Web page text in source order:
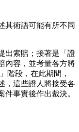
術語可能有所不同
出索賠；接著是「證
內容，並考量各方將
階段，在此期間，
，這些證人將接受各
件事實後作出裁決。